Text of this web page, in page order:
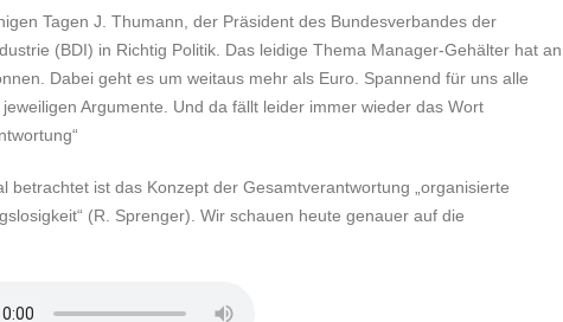
Tagen J. Thumann, der Präsident des Bundesverbandes der
(BDI) in Richtig Politik. Das leidige Thema Manager-Gehälter hat an
Dabei geht es um weitaus mehr als Euro. Spannend für uns alle
Argumente. Und da fällt leider immer wieder das Wort
betrachtet ist das Konzept der Gesamtverantwortung „organisierte
(R. Sprenger). Wir schauen heute genauer auf die